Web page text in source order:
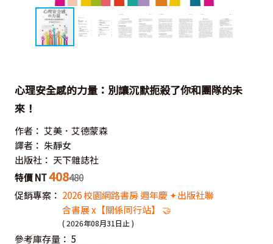
心理安全感的力量：別讓沉默扼殺了你和團隊的未
來！
作者： 艾美．艾德蒙森
譯者： 朱靜女
出版社： 天下雜誌社
特價 NT408480
促銷專案： 2026 校園網路書房 週年慶 ✦出版社聯
合書展 x【關係同行站】 🤝
( 2026年08月31日止 )
參考庫存量： 5